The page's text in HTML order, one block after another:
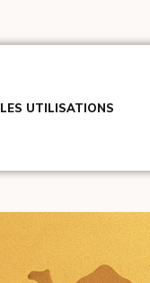
LES UTILISATIONS